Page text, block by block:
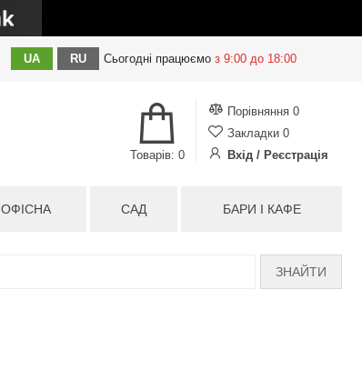
UA RU Сьогодні працюємо з 9:00 до 18:00
Порівняння 0
Закладки 0
Вхід / Реєстрація
Товарів: 0
ОФІСНА САД БАРИ І КАФЕ
ЗНАЙТИ